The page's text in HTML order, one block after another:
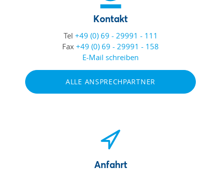
Kontakt
Tel +49 (0) 69 - 29991 - 111
Fax +49 (0) 69 - 29991 - 158
E-Mail schreiben
ALLE ANSPRECHPARTNER
Anfahrt